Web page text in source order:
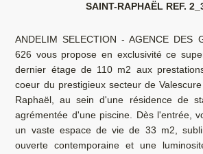
SAINT-RAPHAËL REF.
ANDELIM SELECTION - AGENCE DES
626 vous propose en exclusivité ce
dernier étage de 110 m2 aux
coeur du prestigieux secteur de
Raphaël, au sein d'une résidence de
agrémentée d'une piscine. Dès l'entrée,
un vaste espace de vie de 33 m2,
ouverte contemporaine et une